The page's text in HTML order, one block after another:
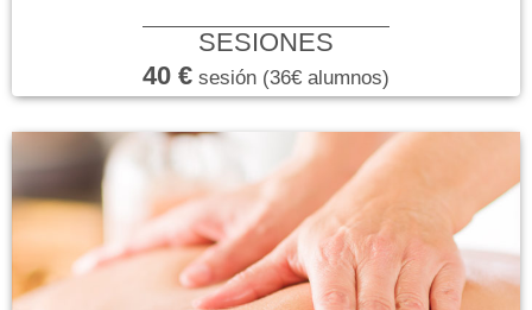
SESIONES
40 € sesión (36€ alumnos)